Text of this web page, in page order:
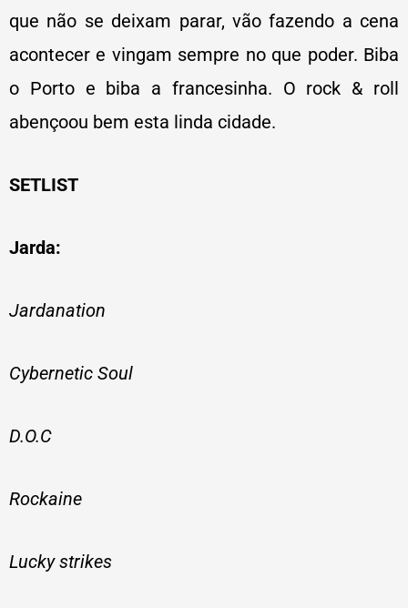
que não se deixam parar, vão fazendo a cena
acontecer e vingam sempre no que poder. Biba
o Porto e biba a francesinha. O rock & roll
abençoou bem esta linda cidade.
SETLIST
Jarda:
Jardanation
Cybernetic Soul
D.O.C
Rockaine
Lucky strikes